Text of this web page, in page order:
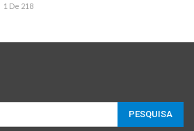
1 De 218